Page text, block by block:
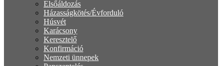
Elsőáldozás
Házasságkötés/Évforduló
Húsvét
Karácsony
Keresztelő
Konfirmáció
Nemzeti ünnepek